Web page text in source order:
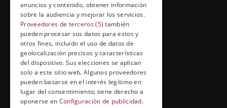
FORMACIÓN Y ENTRETENIMIENTO
Formación abierta
Cuídate con Grupo Esneca
Entrevistas profesionales
EL RINCÓN DEL ALUMNO
anuncios y contenido, obtener información
sobre la audiencia y mejorar los servicios.
Proveedores de terceros (5) también
pueden procesar sus datos para estos y
otros fines, incluido el uso de datos de
geolocalización precisos y características
del dispositivo. Sus elecciones se aplican
solo a este sitio web. Algunos proveedores
pueden basarse en el interés legítimo en
lugar del consentimiento; tiene derecho a
oponerse en Configuración de publicidad.